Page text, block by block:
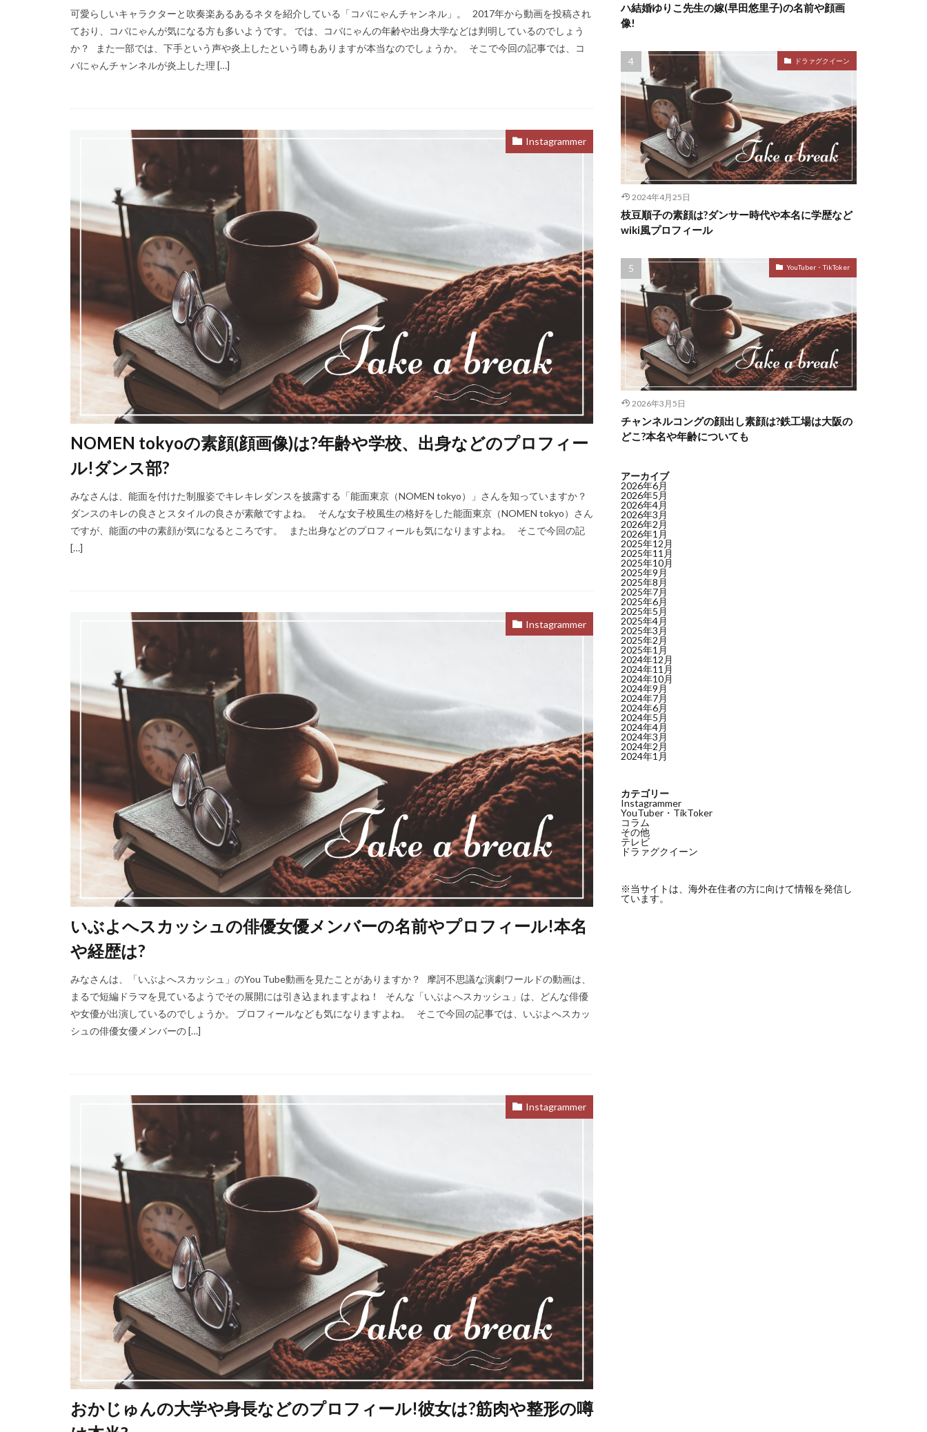
可愛らしいキャラクターと吹奏楽あるあるネタを紹介している「コバにゃんチャンネル」。 2017年から動画を投稿され
ており、コバにゃんが気になる方も多いようです。 では、コバにゃんの年齢や出身大学などは判明しているのでしょう
か？ また一部では、下手という声や炎上したという噂もありますが本当なのでしょうか。 そこで今回の記事では、コ
バにゃんチャンネルが炎上した理 […]
Instagrammer
NOMEN tokyoの素顔(顔画像)は?年齢や学校、出身などのプロフィー
ル!ダンス部?
みなさんは、能面を付けた制服姿でキレキレダンスを披露する「能面東京（NOMEN tokyo）」さんを知っていますか？
ダンスのキレの良さとスタイルの良さが素敵ですよね。 そんな女子校風生の格好をした能面東京（NOMEN tokyo）さん
ですが、能面の中の素顔が気になるところです。 また出身などのプロフィールも気になりますよね。 そこで今回の記
[…]
Instagrammer
いぶよへスカッシュの俳優女優メンバーの名前やプロフィール!本名
や経歴は?
みなさんは、「いぶよへスカッシュ」のYou Tube動画を見たことがありますか？ 摩訶不思議な演劇ワールドの動画は、
まるで短編ドラマを見ているようでその展開には引き込まれますよね！ そんな「いぶよへスカッシュ」は、どんな俳優
や女優が出演しているのでしょうか。 プロフィールなども気になりますよね。 そこで今回の記事では、いぶよへスカッ
シュの俳優女優メンバーの […]
Instagrammer
おかじゅんの大学や身長などのプロフィール!彼女は?筋肉や整形の噂
ハ結婚ゆりこ先生の嫁(早田悠里子)の名前や顔画
像!
ドラァグクイーン
2024年4月25日
枝豆順子の素顔は?ダンサー時代や本名に学歴など
wiki風プロフィール
YouTuber・TikToker
2026年3月5日
チャンネルコングの顔出し素顔は?鉄工場は大阪の
どこ?本名や年齢についても
アーカイブ
2026年6月
2026年5月
2026年4月
2026年3月
2026年2月
2026年1月
2025年12月
2025年11月
2025年10月
2025年9月
2025年8月
2025年7月
2025年6月
2025年5月
2025年4月
2025年3月
2025年2月
2025年1月
2024年12月
2024年11月
2024年10月
2024年9月
2024年7月
2024年6月
2024年5月
2024年4月
2024年3月
2024年2月
2024年1月
カテゴリー
Instagrammer
YouTuber・TikToker
コラム
その他
テレビ
ドラァグクイーン
※当サイトは、海外在住者の方に向けて情報を発信し
ています。